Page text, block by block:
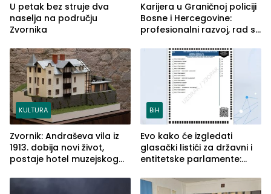
U petak bez struje dva
naselja na području
Zvornika
Karijera u Graničnoj policiji
Bosne i Hercegovine:
profesionalni razvoj, rad sa
služba građanima
KULTURA
Zvornik: Andraševa vila iz
1913. dobija novi život,
postaje hotel muzejskog
BiH
Evo kako će izgledati
glasački listići za državni i
entitetske parlamente:
vidljive na njima